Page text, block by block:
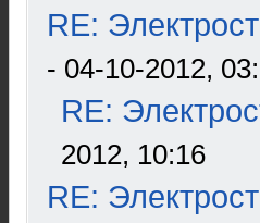
RE:
- 04-10-2012,
RE:
2012, 10:16
RE: